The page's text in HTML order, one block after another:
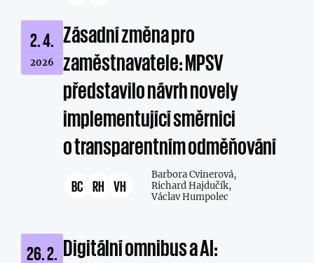
2. 4.
2026
Zásadní změna pro
zaměstnavatele: MPSV
představilo návrh novely
implementující směrnici
o transparentním odměňování
BC RH VH
Barbora Cvinerová,
Richard Hajdučík,
Václav Humpolec
26. 2. Digitální omnibus a AI: